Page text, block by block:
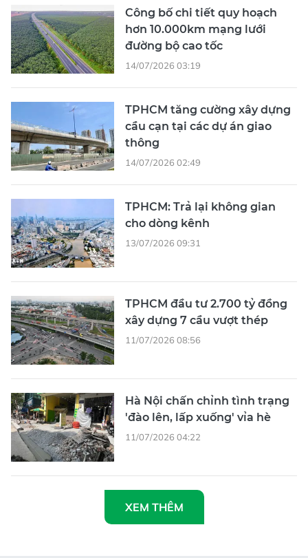
Công bố chi tiết quy hoạch
hơn 10.000km mạng lưới
đường bộ cao tốc
14/07/2026 03:19
TPHCM tăng cường xây dựng
cầu cạn tại các dự án giao
thông
14/07/2026 02:49
TPHCM: Trả lại không gian
cho dòng kênh
13/07/2026 09:31
TPHCM đầu tư 2.700 tỷ đồng
xây dựng 7 cầu vượt thép
11/07/2026 08:56
Hà Nội chấn chỉnh tình trạng
'đào lên, lấp xuống' vỉa hè
11/07/2026 04:22
XEM THÊM